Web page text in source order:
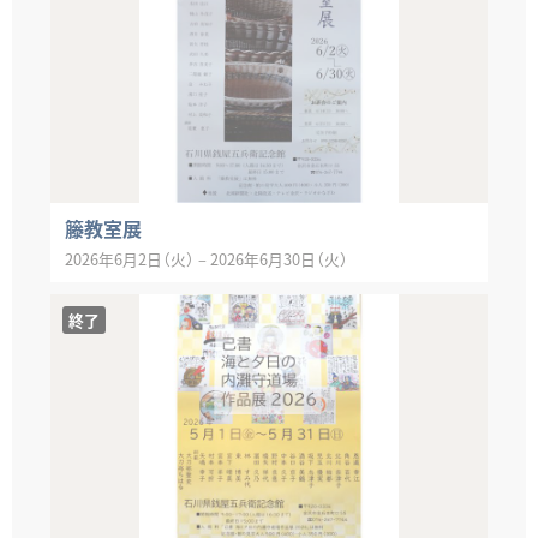
籐教室展
2026年6月2日（火） – 2026年6月30日（火）
終了